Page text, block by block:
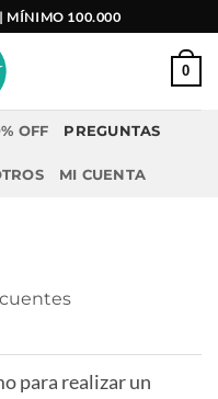
| MÍNIMO 100.000
0
OFF PREGUNTAS
MI CUENTA
para realizar un